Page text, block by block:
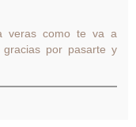
veras como te va a
por pasarte y